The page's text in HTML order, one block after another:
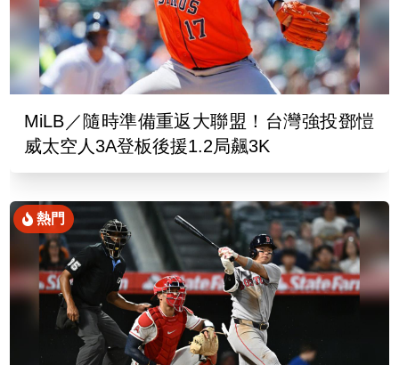
MiLB／隨時準備重返大聯盟！台灣強投鄧愷
威太空人3A登板後援1.2局飆3K
熱門